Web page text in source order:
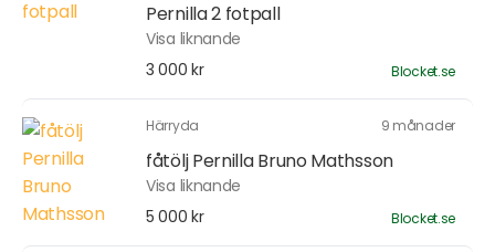
Pernilla 2 fotpall
Visa liknande
3 000 kr
Blocket.se
Härryda 9 månader
fåtölj Pernilla Bruno Mathsson
Visa liknande
5 000 kr
Blocket.se